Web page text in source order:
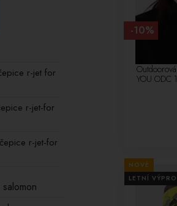
Outdoorová
YOU ODC
-10%
NOVÉ
LETNÍ
r-jet for
r-jet-for
r-jet-for
salomon